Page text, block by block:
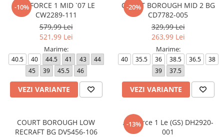
-10%
AIR FORCE 1 MID `07 LE
CW2289-111
579,99 Lei
521,99 Lei
Marime:
40.5 40 44.5 41 43
44
45
39 45.5 46
VEZI VARIANTE
-20%
COURT BOROUGH MID 2 BG
CD7782-005
329,99 Lei
263,99 Lei
Marime:
40 35.5 36 38.5 36.5
38
39
37.5
VEZI VARIANTE
COURT BOROUGH LOW
RECRAFT BG DV5456-106
-13%
Air Force 1 Le (GS) DH2920-
001